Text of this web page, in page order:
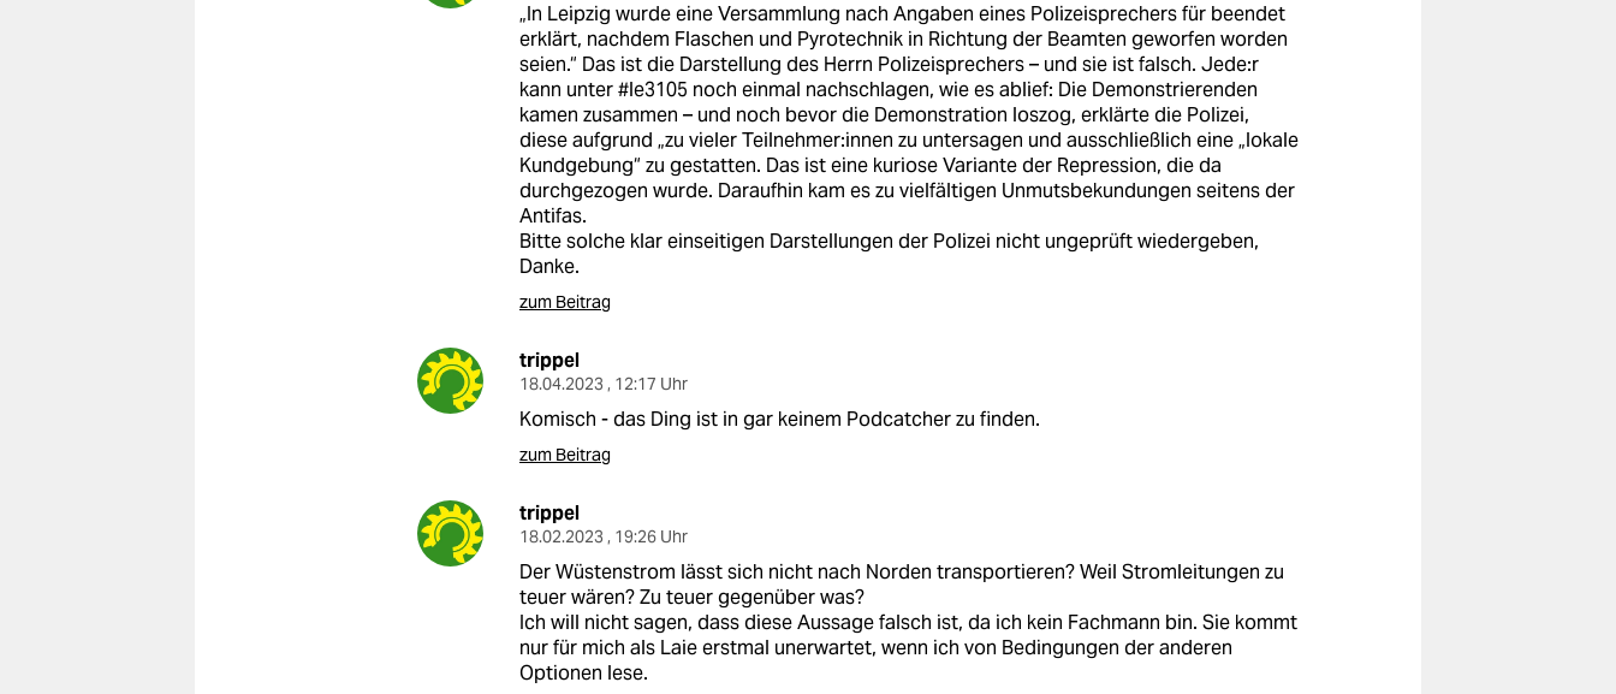
„In Leipzig wurde eine Versammlung nach Angaben eines Polizeisprechers für beendet
erklärt, nachdem Flaschen und Pyrotechnik in Richtung der Beamten geworfen worden
seien.“ Das ist die Darstellung des Herrn Polizeisprechers – und sie ist falsch. Jede:r
kann unter #le3105 noch einmal nachschlagen, wie es ablief: Die Demonstrierenden
kamen zusammen – und noch bevor die Demonstration loszog, erklärte die Polizei,
diese aufgrund „zu vieler Teilnehmer:innen zu untersagen und ausschließlich eine „lokale
Kundgebung“ zu gestatten. Das ist eine kuriose Variante der Repression, die da
durchgezogen wurde. Daraufhin kam es zu vielfältigen Unmutsbekundungen seitens der
Antifas.
Bitte solche klar einseitigen Darstellungen der Polizei nicht ungeprüft wiedergeben,
Danke.
zum Beitrag
trippel
18.04.2023 , 12:17 Uhr
Komisch - das Ding ist in gar keinem Podcatcher zu finden.
zum Beitrag
trippel
18.02.2023 , 19:26 Uhr
Der Wüstenstrom lässt sich nicht nach Norden transportieren? Weil Stromleitungen zu
teuer wären? Zu teuer gegenüber was?
Ich will nicht sagen, dass diese Aussage falsch ist, da ich kein Fachmann bin. Sie kommt
nur für mich als Laie erstmal unerwartet, wenn ich von Bedingungen der anderen
Optionen lese.